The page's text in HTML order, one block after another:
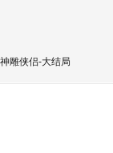
神雕侠侣-大结局